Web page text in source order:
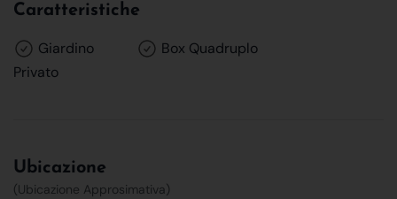
Caratteristiche
Giardino
Privato
Box Quadruplo
Ubicazione
(Ubicazione Approsimativa)